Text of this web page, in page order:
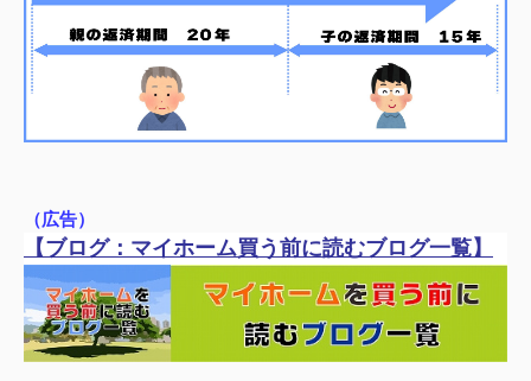
（広告）
【ブログ： マイホーム買う前に読むブログ一覧】